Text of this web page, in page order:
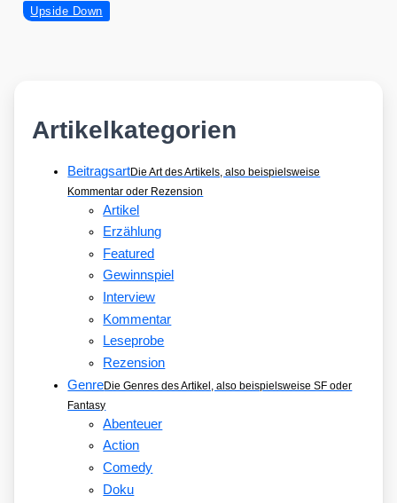
ver­
Upside Down
Artikelkategorien
BeitragsartDie Art des Artikels, also beispielsweise
Kommentar oder Rezension
Artikel
Erzählung
Featured
Gewinnspiel
Interview
Kommentar
Leseprobe
Rezension
GenreDie Genres des Artikel, also beispielsweise SF oder
Fantasy
Abenteuer
Action
Comedy
Doku